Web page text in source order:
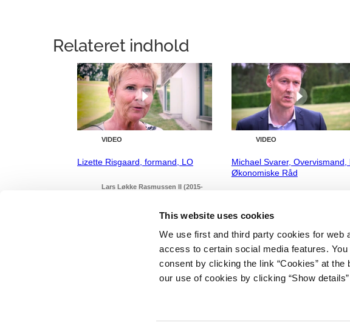
This website uses cookies
We use first and third party cookies for web
access to certain social media features.
consent by clicking the link “Cookies” at
our use of cookies by clicking “Show
Relateret indhold
VIDEO
Lizette Risgaard, formand, LO
Lars Løkke Rasmussen II (2015-
VIDEO
Michael Svarer, Overvismand,
Økonomiske Råd